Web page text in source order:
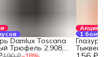
Damlux Toscana
Трюфель 2.908,
Акция
1
50 мл